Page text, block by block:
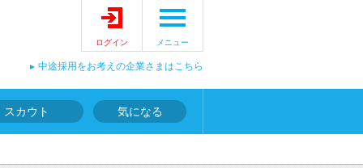
ログイン メニュー
中途採用をお考えの企業さまはこちら
スカウト 気になる